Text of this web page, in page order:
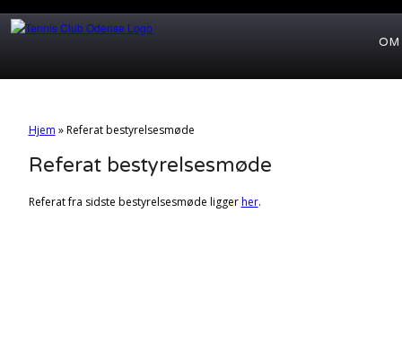
OM
Hjem »Referat bestyrelsesmøde
Referat bestyrelsesmøde
Referat fra sidste bestyrelsesmøde liggerher.